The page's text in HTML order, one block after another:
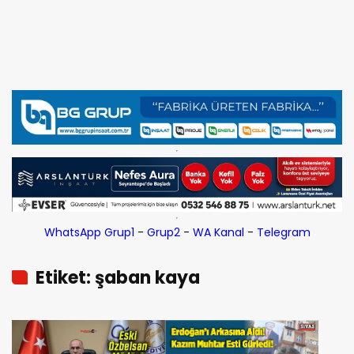
WhatsApp Grup1 - Grup2- WA Kanal - Telegram
Etiket: şaban kaya